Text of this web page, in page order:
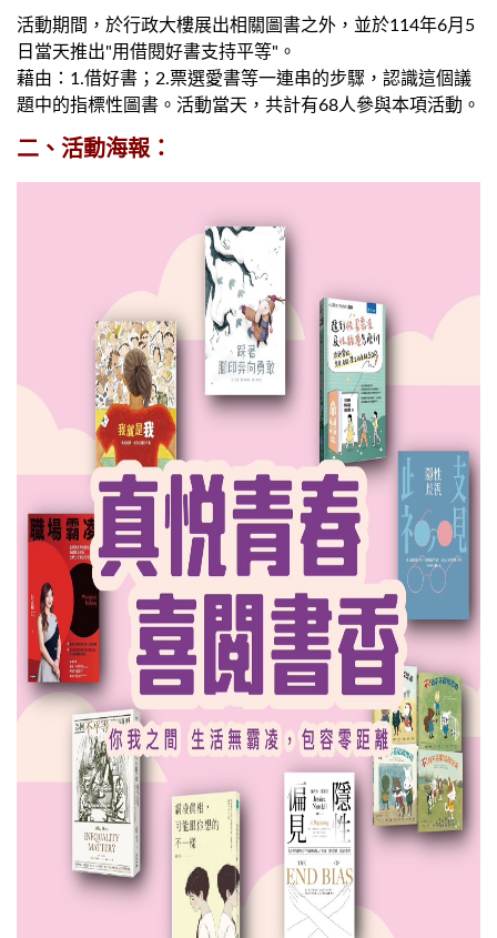
活動期間，於行政大樓展出相關圖書之外，並於114年6月5
日當天推出"用借閱好書支持平等"。
藉由：1.借好書；2.票選愛書等一連串的步驟，認識這個議
題中的指標性圖書。活動當天，共計有68人參與本項活動。
二、活動海報：